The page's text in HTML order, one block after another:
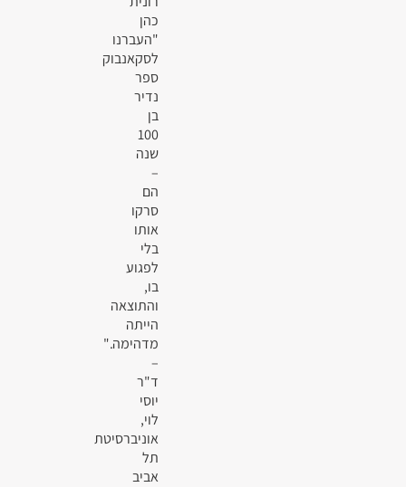
כהן
"העברנו
לסקאנבוק
ספר
נדיר
בן
100
שנה
–
הם
סרקו
אותו
בלי
לפגוע
בו,
והתוצאה
הייתה
מדהימה."
–
ד"ר
יוסי
לוי,
אוניברסיטת
תל
אביב